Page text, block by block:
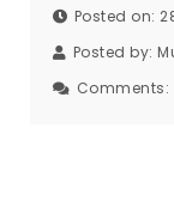
Posted on:
Posted by:
Comments: